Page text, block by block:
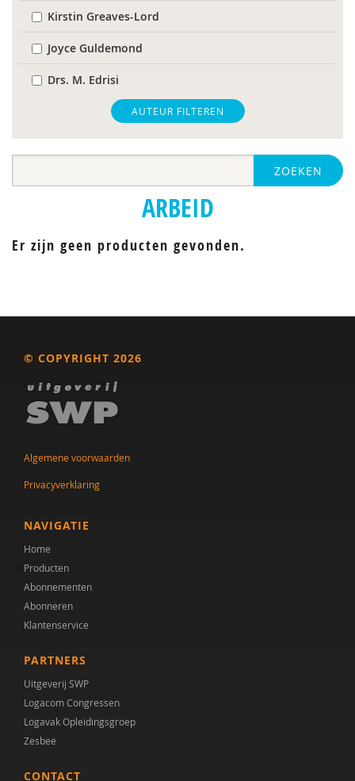
Kirstin Greaves-Lord
Joyce Guldemond
Drs. M. Edrisi
Hilde M. Geurts
Harry Michon
AUTEUR FILTEREN
ZOEKEN
ARBEID
Er zijn geen producten gevonden.
© COPYRIGHT 2026
Algemene voorwaarden
Privacyverklaring
NAVIGATIE
Home
Producten
Abonnementen
Abonneren
Klantenservice
PARTNERS
Uitgeverij SWP
Logacom Congressen
Logavak Opleidingsgroep
Zesbee
CONTACT